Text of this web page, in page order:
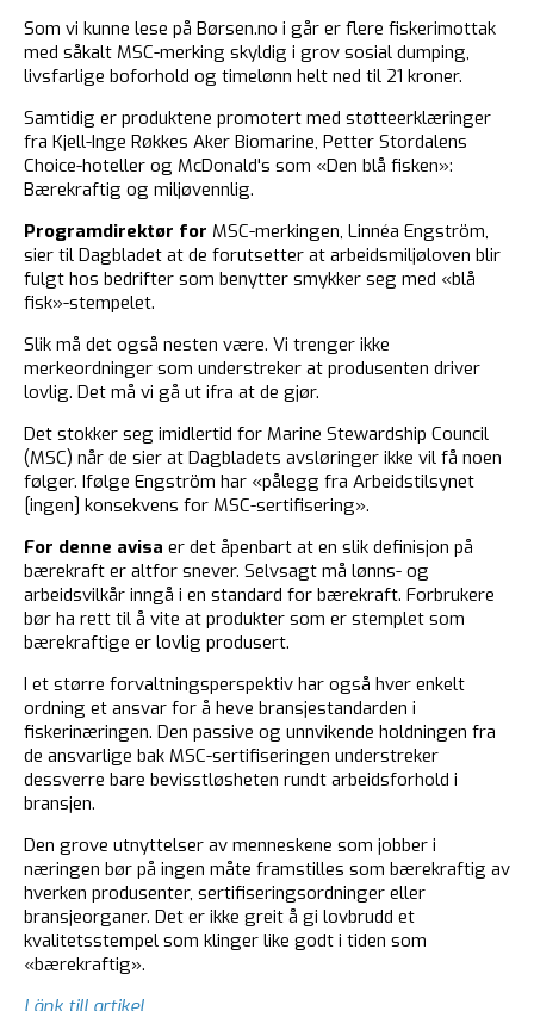
Som vi kunne lese på Børsen.no i går er flere fiskerimottak
med såkalt MSC-merking skyldig i grov sosial dumping,
livsfarlige boforhold og timelønn helt ned til 21 kroner.
Samtidig er produktene promotert med støtteerklæringer
fra Kjell-Inge Røkkes Aker Biomarine, Petter Stordalens
Choice-hoteller og McDonald's som «Den blå fisken»:
Bærekraftig og miljøvennlig.
Programdirektør for MSC-merkingen, Linnéa Engström,
sier til Dagbladet at de forutsetter at arbeidsmiljøloven blir
fulgt hos bedrifter som benytter smykker seg med «blå
fisk»-stempelet.
Slik må det også nesten være. Vi trenger ikke
merkeordninger som understreker at produsenten driver
lovlig. Det må vi gå ut ifra at de gjør.
Det stokker seg imidlertid for Marine Stewardship Council
(MSC) når de sier at Dagbladets avsløringer ikke vil få noen
følger. Ifølge Engström har «pålegg fra Arbeidstilsynet
[ingen] konsekvens for MSC-sertifisering».
For denne avisa er det åpenbart at en slik definisjon på
bærekraft er altfor snever. Selvsagt må lønns- og
arbeidsvilkår inngå i en standard for bærekraft. Forbrukere
bør ha rett til å vite at produkter som er stemplet som
bærekraftige er lovlig produsert.
I et større forvaltningsperspektiv har også hver enkelt
ordning et ansvar for å heve bransjestandarden i
fiskerinæringen. Den passive og unnvikende holdningen fra
de ansvarlige bak MSC-sertifiseringen understreker
dessverre bare bevisstløsheten rundt arbeidsforhold i
bransjen.
Den grove utnyttelser av menneskene som jobber i
næringen bør på ingen måte framstilles som bærekraftig av
hverken produsenter, sertifiseringsordninger eller
bransjeorganer. Det er ikke greit å gi lovbrudd et
kvalitetsstempel som klinger like godt i tiden som
«bærekraftig».
Länk till artikel